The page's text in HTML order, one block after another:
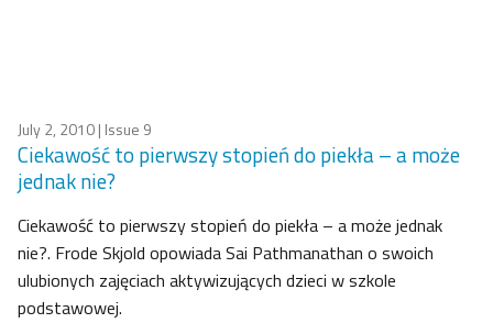
July 2, 2010| Issue 9
Ciekawość to pierwszy stopień do piekła – a może
jednak nie?
Ciekawość to pierwszy stopień do piekła – a może jednak
nie?. Frode Skjold opowiada Sai Pathmanathan o swoich
ulubionych zajęciach aktywizujących dzieci w szkole
podstawowej.